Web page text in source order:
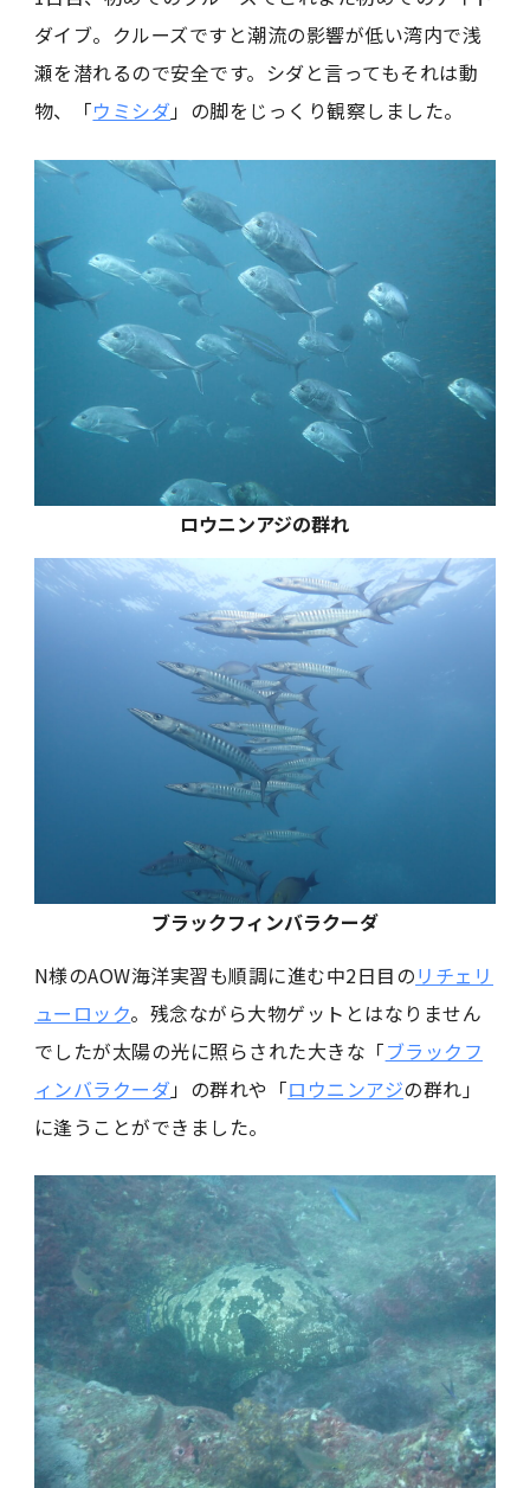
ダイブ。クルーズですと潮流の影響が低い湾内で浅
瀬を潜れるので安全です。シダと言ってもそれは動
物、「ウミシダ」の脚をじっくり観察しました。
ロウニンアジの群れ
ブラックフィンバラクーダ
N様のAOW海洋実習も順調に進む中2日目のリチェリ
ューロック。残念ながら大物ゲットとはなりません
でしたが太陽の光に照らされた大きな「ブラックフ
ィンバラクーダ」の群れや「ロウニンアジの群れ」
に逢うことができました。